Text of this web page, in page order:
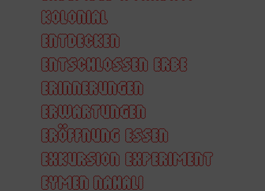
KOLONIAL
ENTDECKEN
ENTSCHLOSSEN ERBE
ERINNERUNGEN
ERWARTUNGEN
ERÖFFNUNG ESSEN
EXKURSION EXPERIMENT
EYMEN NAHALI